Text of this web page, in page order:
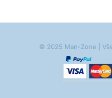
© 2025 Man-Zone |